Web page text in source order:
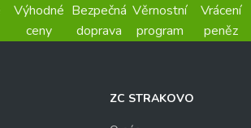
Výhodné
ceny
Bezpečná
doprava
Věrnostní
program
Vrácení
peněz
ZC STRAKOVO